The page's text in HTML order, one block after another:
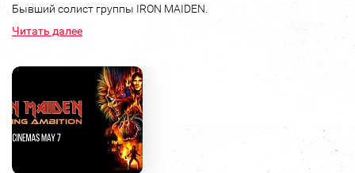
Бывший солист группы IRON MAIDEN.
Читать далее